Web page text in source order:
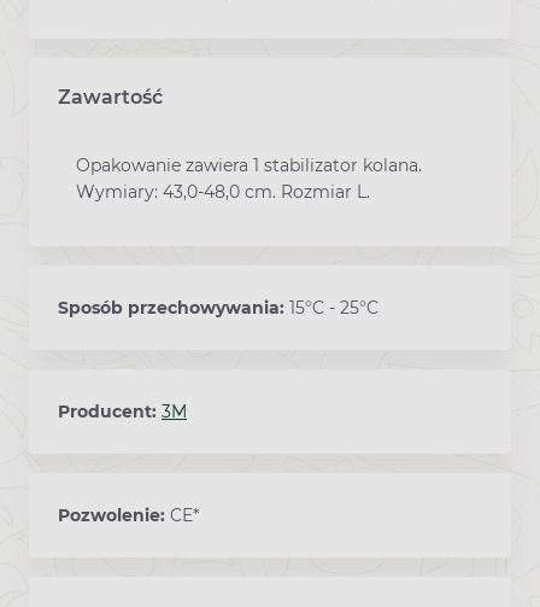
Zawartość
Opakowanie zawiera 1 stabilizator kolana.
Wymiary: 43,0-48,0 cm. Rozmiar L.
Sposób przechowywania: 15°C - 25°C
Producent: 3M
Pozwolenie: CE*